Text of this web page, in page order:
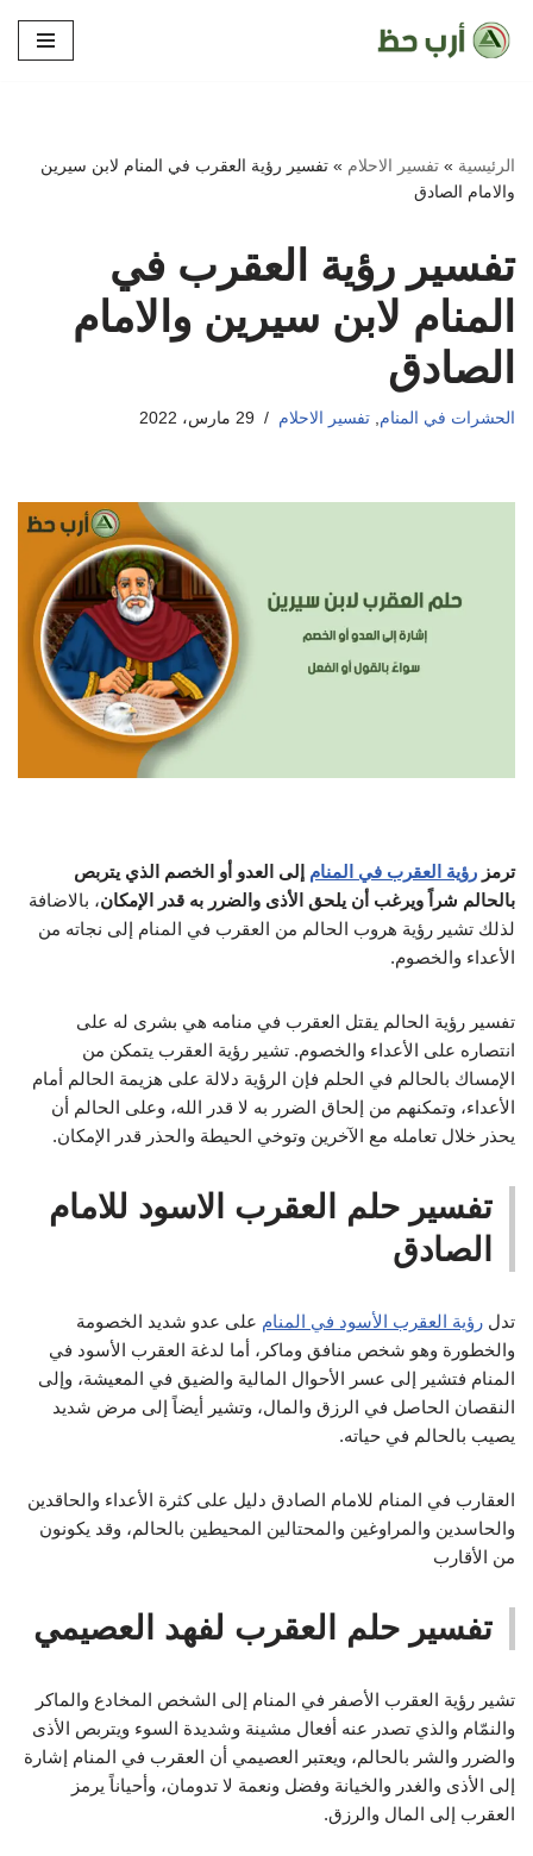
تخطى
الرئيسية » تفسير الاحلام » تفسير رؤية العقرب في المنام لابن سيرين
والامام الصادق
تفسير رؤية العقرب في
المنام لابن سيرين والامام
الصادق
الحشرات في المنام, تفسير الاحلام 29 مارس، 2022
ترمز رؤية العقرب في المنام إلى العدو أو الخصم الذي يتربص
بالحالم شراً ويرغب أن يلحق الأذى والضرر به قدر الإمكان، بالاضافة
لذلك تشير رؤية هروب الحالم من العقرب في المنام إلى نجاته من
الأعداء والخصوم.
تفسير رؤية الحالم يقتل العقرب في منامه هي بشرى له على
انتصاره على الأعداء والخصوم. تشير رؤية العقرب يتمكن من
الإمساك بالحالم في الحلم فإن الرؤية دلالة على هزيمة الحالم أمام
الأعداء، وتمكنهم من إلحاق الضرر به لا قدر الله، وعلى الحالم أن
يحذر خلال تعامله مع الآخرين وتوخي الحيطة والحذر قدر الإمكان.
تفسير حلم العقرب الاسود للامام
الصادق
تدل رؤية العقرب الأسود في المنام على عدو شديد الخصومة
والخطورة وهو شخص منافق وماكر، أما لدغة العقرب الأسود في
المنام فتشير إلى عسر الأحوال المالية والضيق في المعيشة، وإلى
النقصان الحاصل في الرزق والمال، وتشير أيضاً إلى مرض شديد
يصيب بالحالم في حياته.
العقارب في المنام للامام الصادق دليل على كثرة الأعداء والحاقدين
والحاسدين والمراوغين والمحتالين المحيطين بالحالم، وقد يكونون
من الأقارب
تفسير حلم العقرب لفهد العصيمي
تشير رؤية العقرب الأصفر في المنام إلى الشخص المخادع والماكر
والنمّام والذي تصدر عنه أفعال مشينة وشديدة السوء ويتربص الأذى
والضرر والشر بالحالم، ويعتبر العصيمي أن العقرب في المنام إشارة
إلى الأذى والغدر والخيانة وفضل ونعمة لا تدومان، وأحياناً يرمز
العقرب إلى المال والرزق.